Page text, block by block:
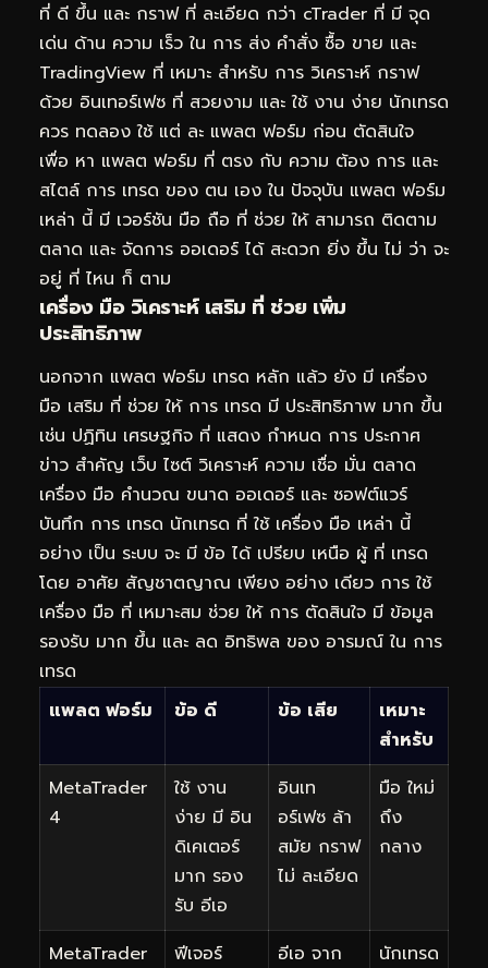
ที่ ดี ขึ้น และ กราฟ ที่ ละเอียด กว่า cTrader ที่ มี จุด
เด่น ด้าน ความ เร็ว ใน การ ส่ง คำสั่ง ซื้อ ขาย และ
TradingView ที่ เหมาะ สำหรับ การ วิเคราะห์ กราฟ
ด้วย อินเทอร์เฟซ ที่ สวยงาม และ ใช้ งาน ง่าย นักเทรด
ควร ทดลอง ใช้ แต่ ละ แพลต ฟอร์ม ก่อน ตัดสินใจ
เพื่อ หา แพลต ฟอร์ม ที่ ตรง กับ ความ ต้อง การ และ
สไตล์ การ เทรด ของ ตน เอง ใน ปัจจุบัน แพลต ฟอร์ม
เหล่า นี้ มี เวอร์ชัน มือ ถือ ที่ ช่วย ให้ สามารถ ติดตาม
ตลาด และ จัดการ ออเดอร์ ได้ สะดวก ยิ่ง ขึ้น ไม่ ว่า จะ
อยู่ ที่ ไหน ก็ ตาม
เครื่อง มือ วิเคราะห์ เสริม ที่ ช่วย เพิ่ม
ประสิทธิภาพ
นอกจาก แพลต ฟอร์ม เทรด หลัก แล้ว ยัง มี เครื่อง
มือ เสริม ที่ ช่วย ให้ การ เทรด มี ประสิทธิภาพ มาก ขึ้น
เช่น ปฏิทิน เศรษฐกิจ ที่ แสดง กำหนด การ ประกาศ
ข่าว สำคัญ เว็บ ไซต์ วิเคราะห์ ความ เชื่อ มั่น ตลาด
เครื่อง มือ คำนวณ ขนาด ออเดอร์ และ ซอฟต์แวร์
บันทึก การ เทรด นักเทรด ที่ ใช้ เครื่อง มือ เหล่า นี้
อย่าง เป็น ระบบ จะ มี ข้อ ได้ เปรียบ เหนือ ผู้ ที่ เทรด
โดย อาศัย สัญชาตญาณ เพียง อย่าง เดียว การ ใช้
เครื่อง มือ ที่ เหมาะสม ช่วย ให้ การ ตัดสินใจ มี ข้อมูล
รองรับ มาก ขึ้น และ ลด อิทธิพล ของ อารมณ์ ใน การ
เทรด
แพลต ฟอร์ม
ข้อ ดี ข้อ เสีย
เหมาะ
สำหรับ
MetaTrader
4
ใช้ งาน
ง่าย มี อิน
ดิเคเตอร์
มาก รอง
รับ อีเอ
อินเท
อร์เฟซ ล้า
สมัย กราฟ
ไม่ ละเอียด
มือ ใหม่
ถึง
กลาง
MetaTrader
ฟีเจอร์
อีเอ จาก
นักเทรด